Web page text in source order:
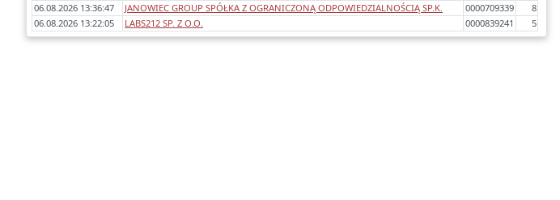
06.08.2026 13:36:47
JANOWIEC GROUP SPÓŁKA Z OGRANICZONĄ ODPOWIEDZIALNOŚCIĄ SP.K. 0000709339
8
06.08.2026 13:22:05
LABS212 SP. Z O.O. 0000839241 5